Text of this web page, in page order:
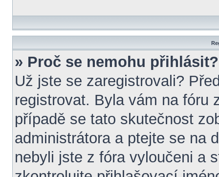
» Proč se nemohu přihlásit?
Už jste se zaregistrovali?
registrovat. Byla vám na fóru
případě se tato skutečnost
administrátora a ptejte se na
nebyli jste z fóra vyloučeni a